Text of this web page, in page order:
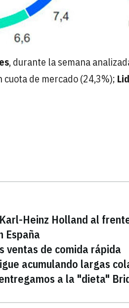
, durante la semana
cuota de mercado (24,3%);
Heinz Holland al
España
ventas de comida rápida
acumulando largas
a la "dieta"